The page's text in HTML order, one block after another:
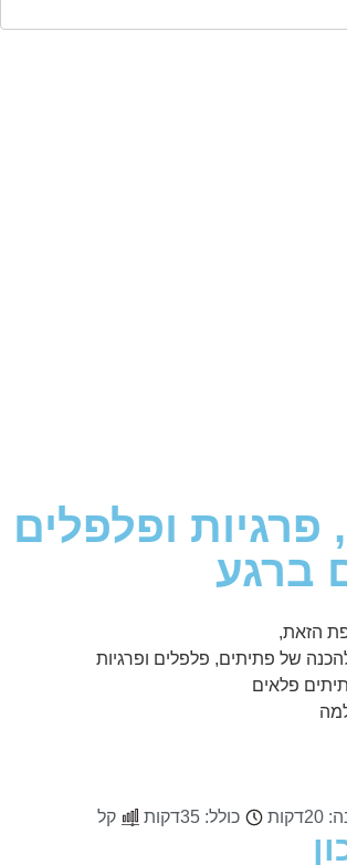
פרגיות ופלפלים
ברגע
הזאת,
של פתיתים, פלפלים ופרגיות
פלאים
20 דקות כולל: 35 דקות קל